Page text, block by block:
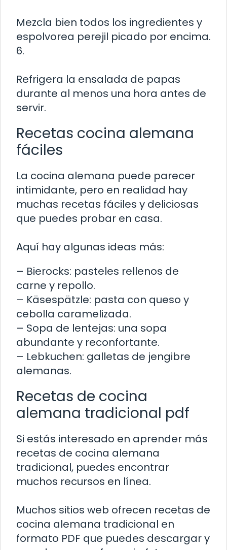
Mezcla bien todos los ingredientes y
espolvorea perejil picado por encima.
6.
Refrigera la ensalada de papas
durante al menos una hora antes de
servir.
Recetas cocina alemana
fáciles
La cocina alemana puede parecer
intimidante, pero en realidad hay
muchas recetas fáciles y deliciosas
que puedes probar en casa.
Aquí hay algunas ideas más:
– Bierocks: pasteles rellenos de
carne y repollo.
– Käsespätzle: pasta con queso y
cebolla caramelizada.
– Sopa de lentejas: una sopa
abundante y reconfortante.
– Lebkuchen: galletas de jengibre
alemanas.
Recetas de cocina
alemana tradicional pdf
Si estás interesado en aprender más
recetas de cocina alemana
tradicional, puedes encontrar
muchos recursos en línea.
Muchos sitios web ofrecen recetas de
cocina alemana tradicional en
formato PDF que puedes descargar y